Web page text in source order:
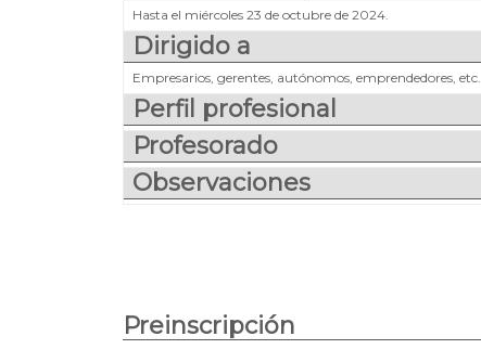
Hasta el miércoles 23 de octubre de 2024.
Dirigido a
Empresarios, gerentes, autónomos, emprendedores, etc.
Perfil profesional
Profesorado
Observaciones
Preinscripción